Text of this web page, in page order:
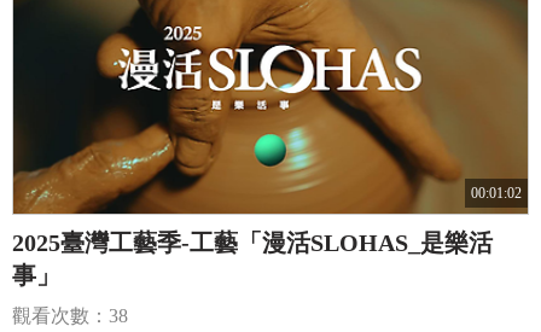
00:01:02
2025臺灣工藝季-工藝「漫活SLOHAS_是樂活
事」
觀看次數：38